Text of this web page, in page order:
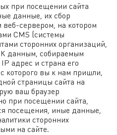
при посещении сайта
данные, их сбор
веб-сервером, на котором
CMS (системы
сторонних организаций,
К данным, собираемым
адрес и страна его
которого вы к нам пришли,
страницы сайта на
ваш браузер
при посещении сайта,
посещения, иные данные,
сторонних
на сайте.